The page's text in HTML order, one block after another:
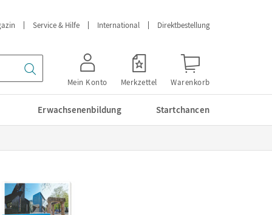
Service & Hilfe International Direktbestellung
Mein Konto Merkzettel Warenkorb
Erwachsenenbildung Startchancen